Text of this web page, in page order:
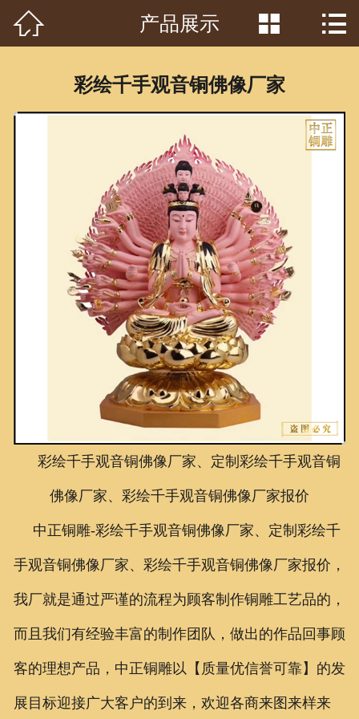
首页
客户见证
常识问答
新闻资讯
荣誉资质
泥塑鉴赏
联系我们
 产品展示  
彩绘千手观音铜佛像厂家
彩绘千手观音铜佛像厂家、定制彩绘千手观音铜
佛像厂家、彩绘千手观音铜佛像厂家报价
中正铜雕-彩绘千手观音铜佛像厂家、定制 彩绘千
手观音铜佛像厂家、 彩绘千手观音铜佛像厂家报价 ，
我厂就是通过严谨的流程为顾客制作铜雕工艺品的，
而且我们有经验丰富的制作团队，做出的作品回事顾
客的理想产品，中正铜雕以【质量优信誉可靠】的发
展目标迎接广大客户的到来，欢迎各商来图来样来